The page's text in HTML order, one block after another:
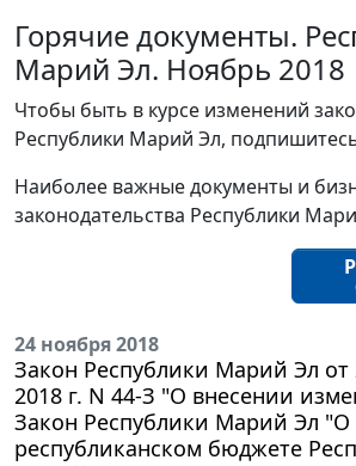
Горячие документы.
Марий Эл. Ноябрь 2018
Чтобы быть в курсе изменений
Республики Марий Эл,
Наиболее важные документы и
законодательства Республики
24 ноября 2018
Закон Республики Марий Эл от
2018 г. N 44-З "О внесении
Закон Республики Марий Эл "О
республиканском бюджете